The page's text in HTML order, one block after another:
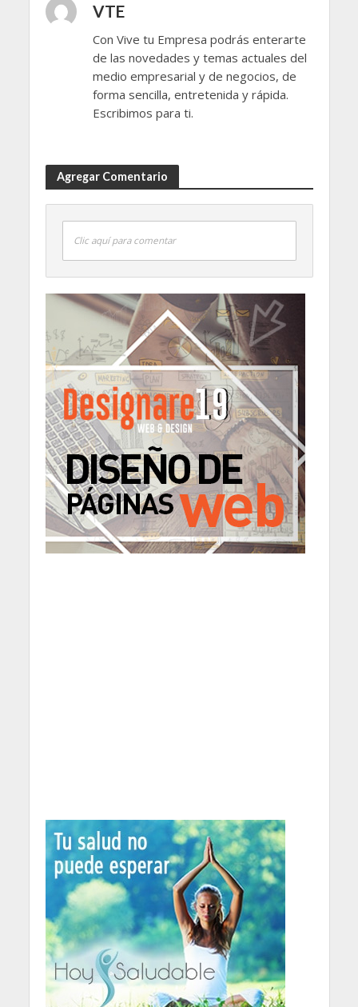
VTE
Con Vive tu Empresa podrás enterarte
de las novedades y temas actuales del
medio empresarial y de negocios, de
forma sencilla, entretenida y rápida.
Escribimos para ti.
Agregar Comentario
Clic aquí para comentar